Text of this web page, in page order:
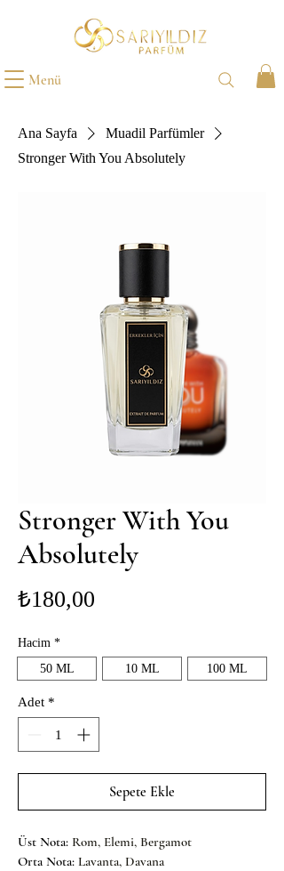
Menü
Ana Sayfa
Muadil Parfümler
Stronger With You Absolutely
Stronger With You
Absolutely
₺180,00
Hacim *
50 ML
10 ML 100 ML
Adet *
Sepete Ekle
Üst Nota: Rom, Elemi, Bergamot
Orta Nota: Lavanta, Davana